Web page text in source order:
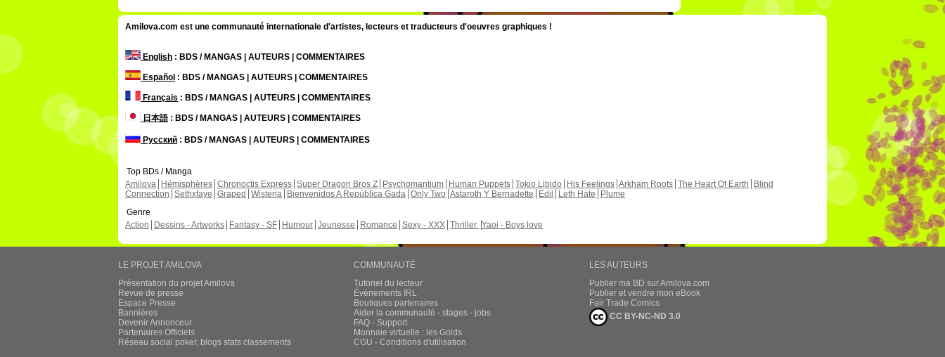
Amilova.com est une communauté internationale d'artistes, lecteurs et traducteurs d'oeuvres graphiques !
English : BDS / MANGAS | AUTEURS | COMMENTAIRES
Español : BDS / MANGAS | AUTEURS | COMMENTAIRES
Français : BDS / MANGAS | AUTEURS | COMMENTAIRES
日本語: BDS / MANGAS | AUTEURS | COMMENTAIRES
Русский : BDS / MANGAS | AUTEURS | COMMENTAIRES
Top BDs / Manga
Amilova
Hémisphères Chronoctis Express Super Dragon Bros Z Psychomantium Human Puppets Tokio Libido His Feelings Arkham Roots The Heart Of Earth
Blind
Connection Sethxfaye Graped Wisteria Bienvenidos A República Gada Only Two Astaroth Y Bernadette Edil Leth Hate
Plume
Genre
Action
Dessins - Artworks Fantasy - SF Humour Jeunesse Romance Sexy - XXX Thriller Yaoi - Boys love
LE PROJET AMILOVA
Présentation du projet Amilova
Revue de presse
Espace Presse
Bannières
Devenir Annonceur
Partenaires Officiels
Réseau social poker, blogs stats classements
COMMUNAUTÉ
Tutoriel du lecteur
Évènements IRL
Boutiques partenaires
Aider la communauté - stages - jobs
FAQ - Support
Monnaie virtuelle : les Golds
CGU - Conditions d'utilisation
LES AUTEURS
Publier ma BD sur Amilova.com
Publier et vendre mon eBook
Fair Trade Comics
CC BY-NC-ND 3.0